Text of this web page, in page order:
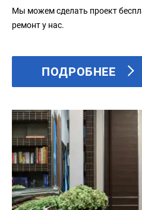
Мы можем сделать проект
ремонт у нас.
ПОДРОБНЕЕ